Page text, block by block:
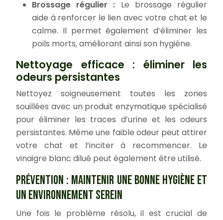
Brossage régulier : Le brossage régulier
aide à renforcer le lien avec votre chat et le
calme. Il permet également d’éliminer les
poils morts, améliorant ainsi son hygiène.
Nettoyage efficace : éliminer les
odeurs persistantes
Nettoyez soigneusement toutes les zones
souillées avec un produit enzymatique spécialisé
pour éliminer les traces d’urine et les odeurs
persistantes. Même une faible odeur peut attirer
votre chat et l’inciter à recommencer. Le
vinaigre blanc dilué peut également être utilisé.
PRÉVENTION : MAINTENIR UNE BONNE HYGIÈNE ET
UN ENVIRONNEMENT SEREIN
Une fois le problème résolu, il est crucial de